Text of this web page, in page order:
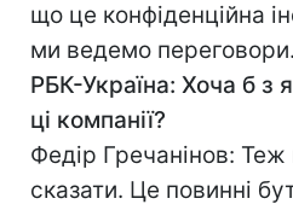
що це конфіденційна
ми ведемо переговори.
РБК-Україна: Хоча б з
ці компанії?
Федір Гречанінов:
сказати. Це повинні